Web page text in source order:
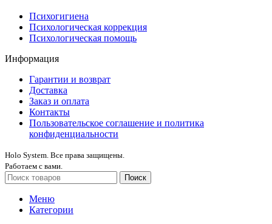
Психогигиена
Психологическая коррекция
Психологическая помощь
Информация
Гарантии и возврат
Доставка
Заказ и оплата
Контакты
Пользовательское соглашение и политика
конфиденциальности
Holo System. Все права защищены.
Работаем с вами.
Поиск
Меню
Категории